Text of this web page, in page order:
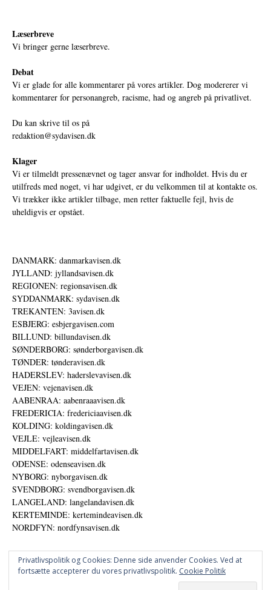
Læserbreve
Vi bringer gerne læserbreve.
Debat
Vi er glade for alle kommentarer på vores artikler. Dog modererer vi
kommentarer for personangreb, racisme, had og angreb på privatlivet.
Du kan skrive til os på
redaktion@sydavisen.dk
Klager
Vi er tilmeldt pressenævnet og tager ansvar for indholdet. Hvis du er
utilfreds med noget, vi har udgivet, er du velkommen til at kontakte os.
Vi trækker ikke artikler tilbage, men retter faktuelle fejl, hvis de
uheldigvis er opstået.
DANMARK: danmarkavisen.dk
JYLLAND: jyllandsavisen.dk
REGIONEN: regionsavisen.dk
SYDDANMARK: sydavisen.dk
TREKANTEN: 3avisen.dk
ESBJERG: esbjergavisen.com
BILLUND: billundavisen.dk
SØNDERBORG: sønderborgavisen.dk
TØNDER: tønderavisen.dk
HADERSLEV: haderslevavisen.dk
VEJEN: vejenavisen.dk
AABENRAA: aabenraaavisen.dk
FREDERICIA: fredericiaavisen.dk
KOLDING: koldingavisen.dk
VEJLE: vejleavisen.dk
MIDDELFART: middelfartavisen.dk
ODENSE: odenseavisen.dk
NYBORG: nyborgavisen.dk
SVENDBORG: svendborgavisen.dk
LANGELAND: langelandavisen.dk
KERTEMINDE: kertemindeavisen.dk
NORDFYN: nordfynsavisen.dk
Privatlivspolitik og Cookies: Denne side anvender Cookies. Ved at
fortsætte accepterer du vores privatlivspolitik. Cookie Politik